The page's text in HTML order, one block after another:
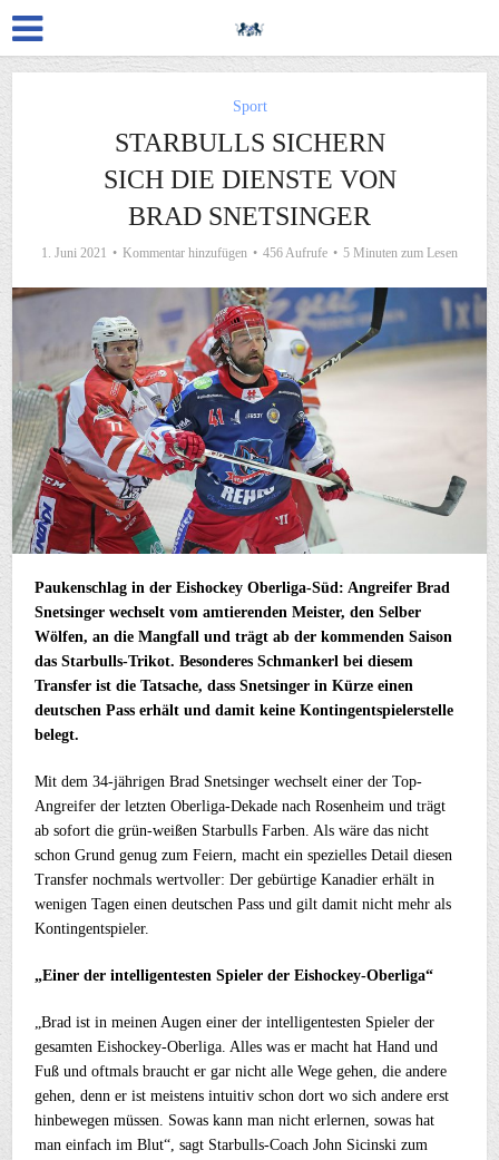
Sport
STARBULLS SICHERN
SICH DIE DIENSTE VON
BRAD SNETSINGER
1. Juni 2021 Kommentar hinzufügen 456 Aufrufe 5 Minuten zum Lesen
Paukenschlag in der Eishockey Oberliga-Süd: Angreifer Brad
Snetsinger wechselt vom amtierenden Meister, den Selber
Wölfen, an die Mangfall und trägt ab der kommenden Saison
das Starbulls-Trikot. Besonderes Schmankerl bei diesem
Transfer ist die Tatsache, dass Snetsinger in Kürze einen
deutschen Pass erhält und damit keine Kontingentspielerstelle
belegt.
Mit dem 34-jährigen Brad Snetsinger wechselt einer der Top-
Angreifer der letzten Oberliga-Dekade nach Rosenheim und trägt
ab sofort die grün-weißen Starbulls Farben. Als wäre das nicht
schon Grund genug zum Feiern, macht ein spezielles Detail diesen
Transfer nochmals wertvoller: Der gebürtige Kanadier erhält in
wenigen Tagen einen deutschen Pass und gilt damit nicht mehr als
Kontingentspieler.
„Einer der intelligentesten Spieler der Eishockey-Oberliga“
„Brad ist in meinen Augen einer der intelligentesten Spieler der
gesamten Eishockey-Oberliga. Alles was er macht hat Hand und
Fuß und oftmals braucht er gar nicht alle Wege gehen, die andere
gehen, denn er ist meistens intuitiv schon dort wo sich andere erst
hinbewegen müssen. Sowas kann man nicht erlernen, sowas hat
man einfach im Blut“, sagt Starbulls-Coach John Sicinski zum